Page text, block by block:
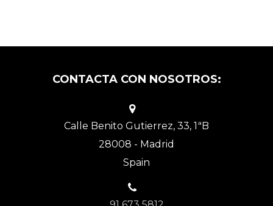
CONTACTA CON NOSOTROS:
Calle Benito Gutierrez, 33, 1ªB
28008 - Madrid
Spain